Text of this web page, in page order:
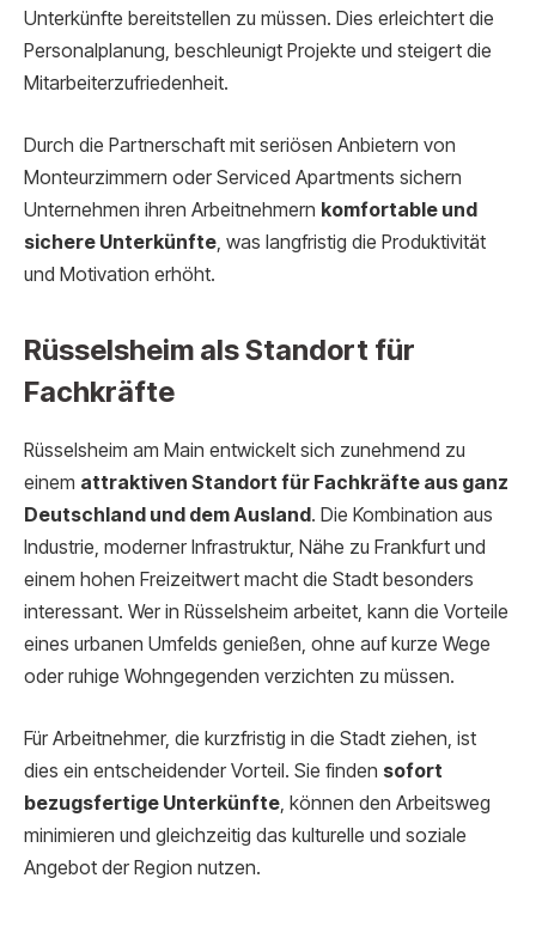
Unterkünfte bereitstellen zu müssen. Dies erleichtert die
Personalplanung, beschleunigt Projekte und steigert die
Mitarbeiterzufriedenheit.
Durch die Partnerschaft mit seriösen Anbietern von
Monteurzimmern oder Serviced Apartments sichern
Unternehmen ihren Arbeitnehmern komfortable und
sichere Unterkünfte, was langfristig die Produktivität
und Motivation erhöht.
Rüsselsheim als Standort für
Fachkräfte
Rüsselsheim am Main entwickelt sich zunehmend zu
einem attraktiven Standort für Fachkräfte aus ganz
Deutschland und dem Ausland. Die Kombination aus
Industrie, moderner Infrastruktur, Nähe zu Frankfurt und
einem hohen Freizeitwert macht die Stadt besonders
interessant. Wer in Rüsselsheim arbeitet, kann die Vorteile
eines urbanen Umfelds genießen, ohne auf kurze Wege
oder ruhige Wohngegenden verzichten zu müssen.
Für Arbeitnehmer, die kurzfristig in die Stadt ziehen, ist
dies ein entscheidender Vorteil. Sie finden sofort
bezugsfertige Unterkünfte , können den Arbeitsweg
minimieren und gleichzeitig das kulturelle und soziale
Angebot der Region nutzen.